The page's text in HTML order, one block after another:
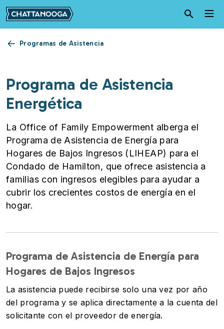
Pasar al contenido principal
Programas de Asistencia
Programa de Asistencia
Energética
La Office of Family Empowerment alberga el
Programa de Asistencia de Energía para
Hogares de Bajos Ingresos (LIHEAP) para el
Condado de Hamilton, que ofrece asistencia a
familias con ingresos elegibles para ayudar a
cubrir los crecientes costos de energía en el
hogar.
Programa de Asistencia de Energía para
Hogares de Bajos Ingresos
La asistencia puede recibirse solo una vez por año
del programa y se aplica directamente a la cuenta del
solicitante con el proveedor de energía.